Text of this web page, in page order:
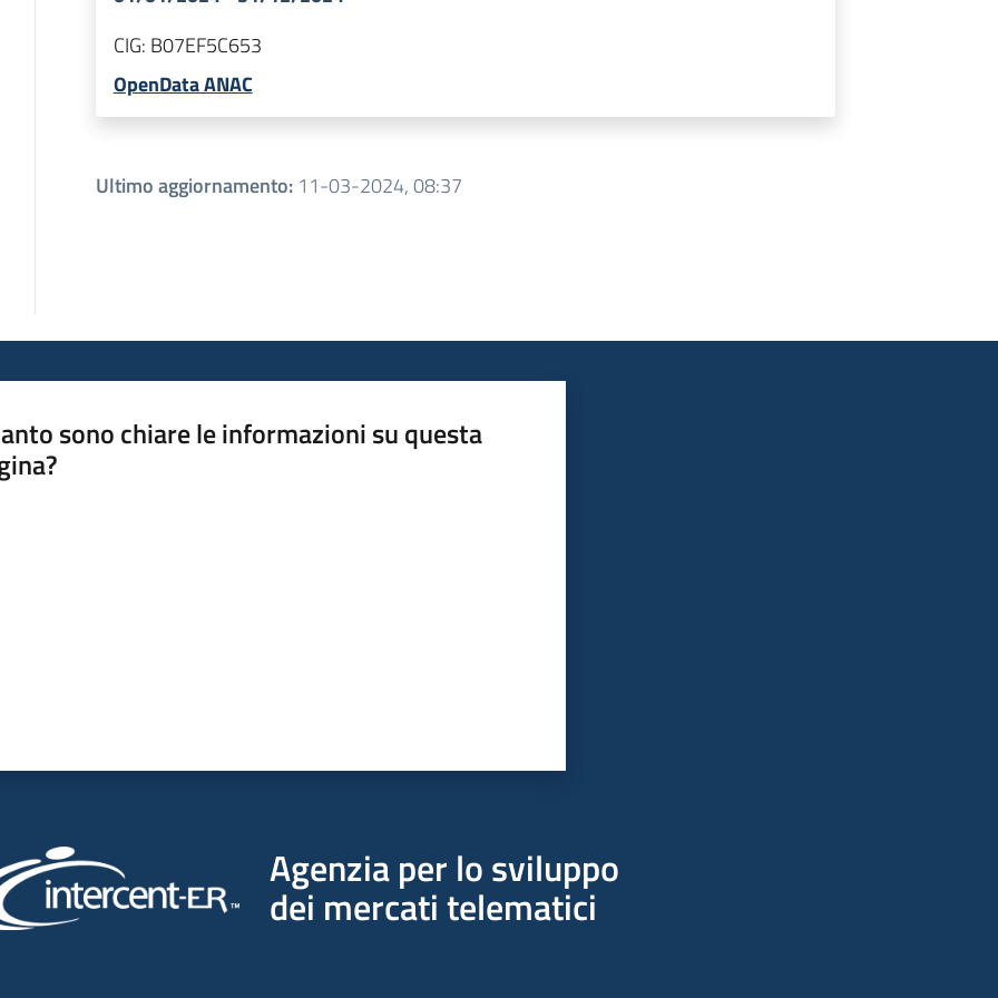
CIG: B07EF5C653
OpenData ANAC
Ultimo aggiornamento: 11-03-2024, 08:37
sono chiare le informazioni su questa
Agenzia per lo sviluppo
dei mercati telematici